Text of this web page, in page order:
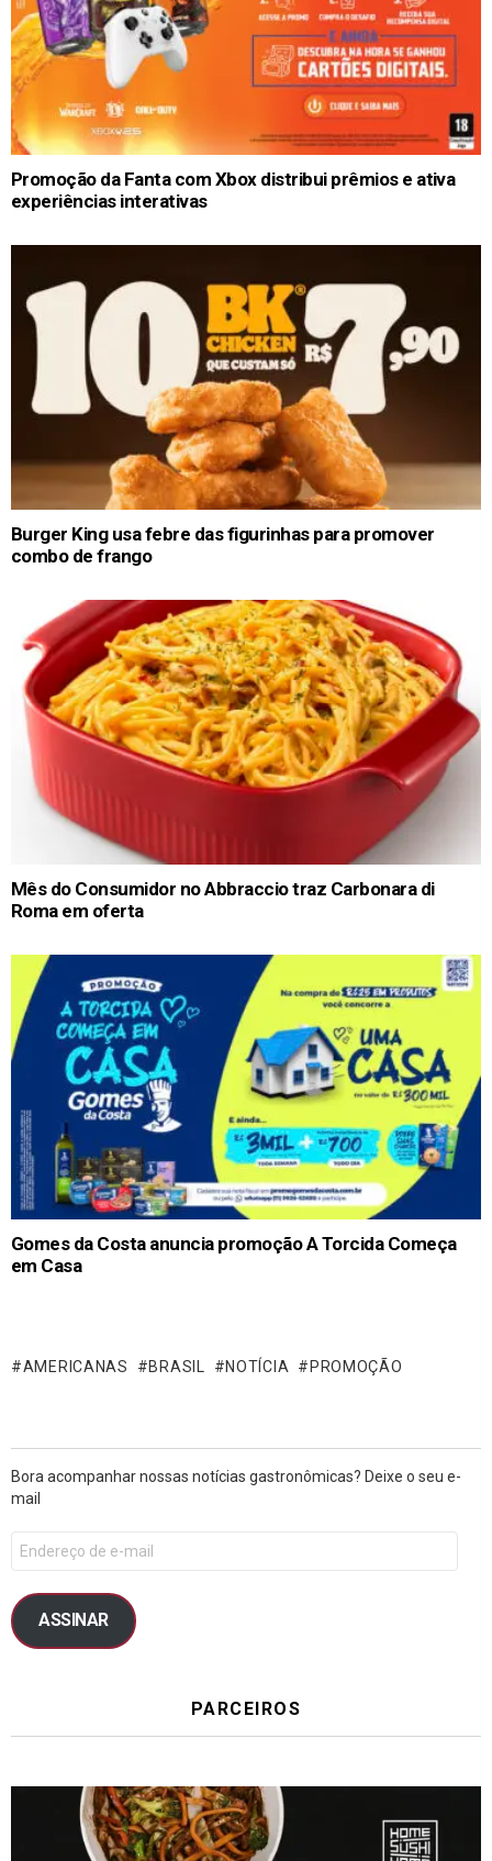
Promoção da Fanta com Xbox distribui prêmios e ativa
experiências interativas
Burger King usa febre das figurinhas para promover
combo de frango
Mês do Consumidor no Abbraccio traz Carbonara di
Roma em oferta
Gomes da Costa anuncia promoção A Torcida Começa
em Casa
AMERICANAS BRASIL NOTÍCIA PROMOÇÃO
Bora acompanhar nossas notícias gastronômicas? Deixe o seu e-
mail
ASSINAR
PARCEIROS